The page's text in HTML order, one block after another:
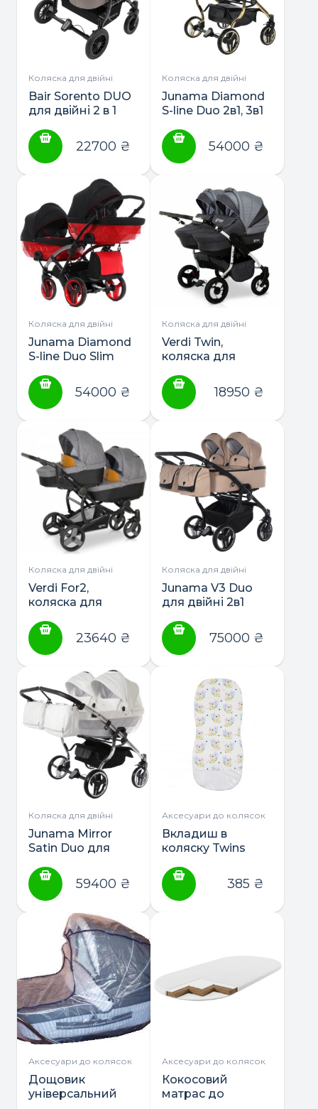
Коляска для двійні
Bair Sorento DUO
для двійні 2 в 1
22700 ₴
Коляска для двійні
Junama Diamond
S-line Duo 2в1, 3в1
54000 ₴
Коляска для двійні
Junama Diamond
S-line Duo Slim
54000 ₴
Коляска для двійні
Verdi Twin,
коляска для
18950 ₴
Коляска для двійні
Verdi For2,
коляска для
23640 ₴
Коляска для двійні
Junama V3 Duo
для двійні 2в1
75000 ₴
Коляска для двійні
Junama Mirror
Satin Duo для
59400 ₴
Аксесуари до колясок
Вкладиш в
коляску Twins
385 ₴
Аксесуари до колясок
Дощовик
універсальний
Аксесуари до колясок
Кокосовий
матрас до